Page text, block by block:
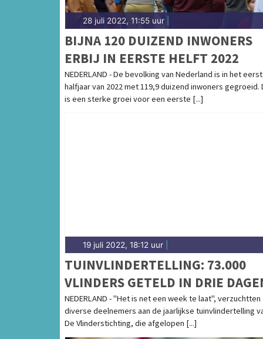
28 juli 2022, 11:55 uur
BIJNA 120 DUIZEND INWONERS
ERBIJ IN EERSTE HELFT 2022
NEDERLAND - De bevolking van Nederland is in het eerst
halfjaar van 2022 met 119,9 duizend inwoners gegroeid.
is een sterke groei voor een eerste [...]
19 juli 2022, 18:12 uur
TUINVLINDERTELLING: 73.000
VLINDERS GETELD IN DRIE
NEDERLAND - "Het is net een week te laat", verzuchtten
diverse deelnemers aan de jaarlijkse tuinvlindertelling
De Vlinderstichting, die afgelopen [...]